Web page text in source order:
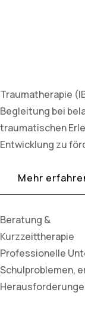
Traumatherapie
Begleitung bei
traumatischen
Entwicklung zu
Mehr
Beratung &
Kurzzeittherapie
Professionelle
Schulproblemen,